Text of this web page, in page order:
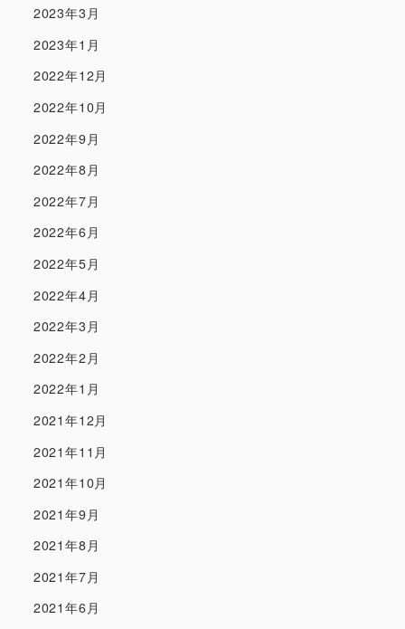
2023年3月
2023年1月
2022年12月
2022年10月
2022年9月
2022年8月
2022年7月
2022年6月
2022年5月
2022年4月
2022年3月
2022年2月
2022年1月
2021年12月
2021年11月
2021年10月
2021年9月
2021年8月
2021年7月
2021年6月